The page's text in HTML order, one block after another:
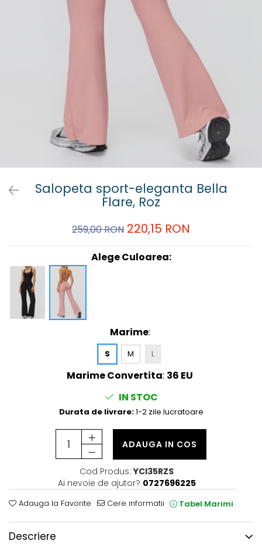
Salopeta sport-eleganta Bella
Flare, Roz
259,00 RON 220,15 RON
Alege Culoarea:
Marime:
S M L
Marime Convertita: 36 EU
IN STOC
Durata de livrare:1-2 zile lucratoare
ADAUGA IN COS
Cod Produs: YCI35RZS
Ai nevoie de ajutor? 0727696225
Adauga la Favorite Cere informatii Tabel Marimi
Descriere